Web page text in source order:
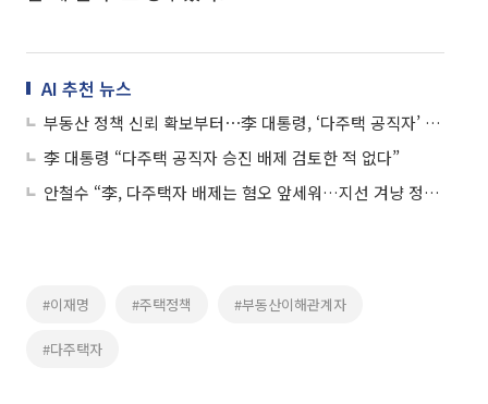
AI 추천 뉴스
부동산 정책 신뢰 확보부터⋯李 대통령, ‘다주택 공직자’ 배제 지시
李 대통령 “다주택 공직자 승진 배제 검토한 적 없다”
안철수 “李, 다주택자 배제는 혐오 앞세워…지선 겨냥 정책 안돼”
#이재명 #주택정책 #부동산이해관계자
#다주택자